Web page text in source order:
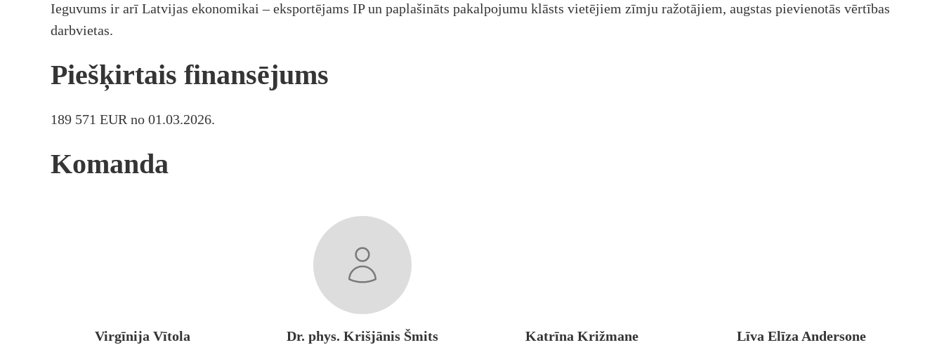
Ieguvums ir arī Latvijas ekonomikai – eksportējams IP un paplašināts pakalpojumu klāsts vietējiem zīmju ražotājiem, augstas pievienotās vērtības
darbvietas.
Piešķirtais finansējums
189 571 EUR no 01.03.2026.
Komanda
Virgīnija Vītola Dr. phys. Krišjānis Šmits Katrīna Križmane Līva Elīza Andersone